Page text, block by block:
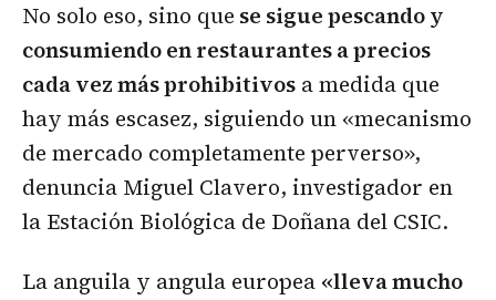
No solo eso, sino que se sigue pescando y
consumiendo en restaurantes a precios
cada vez más prohibitivos a medida que
hay más escasez, siguiendo un «mecanismo
de mercado completamente perverso»,
denuncia Miguel Clavero, investigador en
la Estación Biológica de Doñana del CSIC.
La anguila y angula europea «lleva mucho